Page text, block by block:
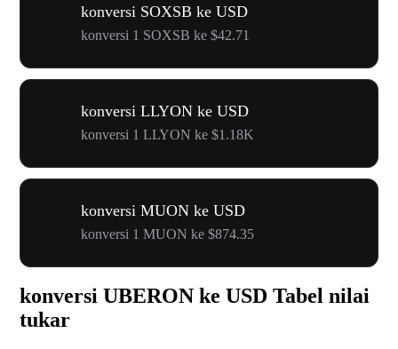
konversi SOXSB ke USD
konversi 1 SOXSB ke $42.71
konversi LLYON ke USD
konversi 1 LLYON ke $1.18K
konversi MUON ke USD
konversi 1 MUON ke $874.35
konversi UBERON ke USD Tabel nilai
tukar